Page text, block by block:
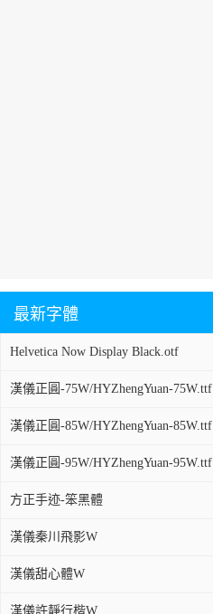
最新字體
Helvetica Now Display Black.otf
漢儀正圓-75W/HYZhengYuan-75W.ttf
漢儀正圓-85W/HYZhengYuan-85W.ttf
漢儀正圓-95W/HYZhengYuan-95W.ttf
方正手迹-笨黑體
漢儀秦川飛影W
漢儀甜心體W
漢儀許靜行楷W